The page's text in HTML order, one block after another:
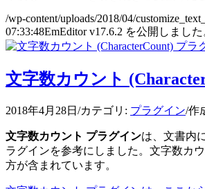
/wp-content/uploads/2018/04/
07:33:48EmEditor v17.6.2 を公開しました
文字数カウント
2018年4月28日 /カテゴリ: プラグイン/作
文字数カウント プラグインは、文書内
ラグインを参考にしました。文字数カ
方が含まれています。